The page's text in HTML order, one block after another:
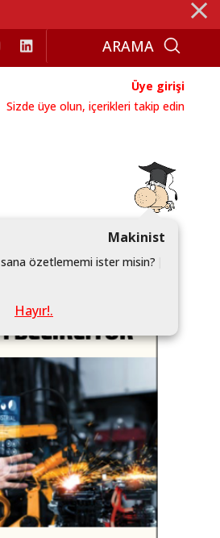
⨯
Üye girişi
Sizde üye olun, içerikleri takip edin
Makinist
sana özetlememi ister misin?
Hayır!.